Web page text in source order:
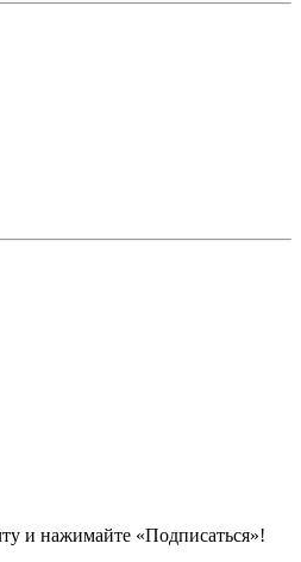
и нажимайте «Подписаться»!